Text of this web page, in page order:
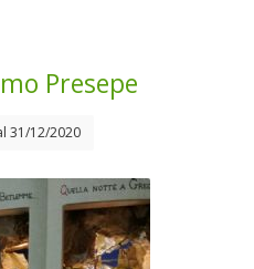
Presepe
31/12/2020